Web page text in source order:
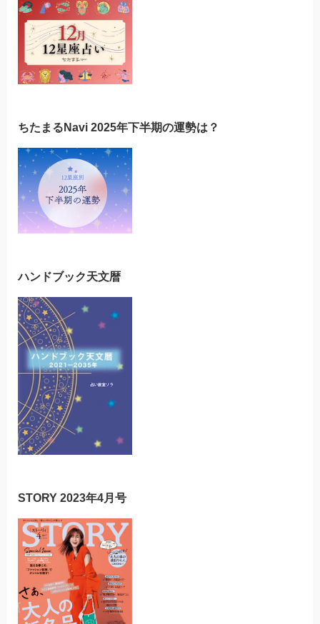
ちたまるNavi 2025年下半期の運勢は？
ハンドブック天文暦
STORY 2023年4月号